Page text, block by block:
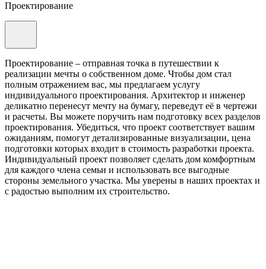
Проектирование
Проектирование – отправная точка в путешествии к
реализации мечты о собственном доме. Чтобы дом стал
полным отражением вас, мы предлагаем услугу
индивидуального проектирования. Архитектор и инженер
деликатно перенесут мечту на бумагу, переведут её в чертежи
и расчеты. Вы можете поручить нам подготовку всех разделов
проектирования. Убедиться, что проект соответствует вашим
ожиданиям, помогут детализированные визуализации, цена
подготовки которых входит в стоимость разработки проекта.
Индивидуальный проект позволяет сделать дом комфортным
для каждого члена семьи и использовать все выгодные
стороны земельного участка. Мы уверены в наших проектах и
с радостью выполним их строительство.